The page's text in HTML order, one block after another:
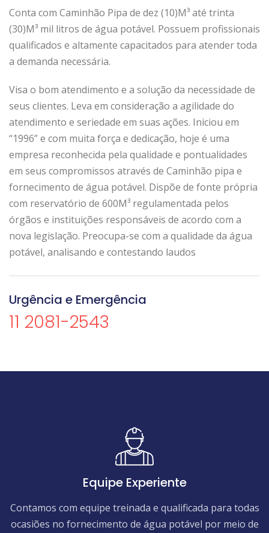
Conta com Caminhão Pipa de dez (10)M³ até trinta
(30)M³ mil litros de água potável. Possuem profissionais
qualificados e altamente capacitados para atender toda
a demanda necessária.
Visa o bom atendimento e a solução da necessidade de
seus clientes. Leva em consideração a agilidade do
atendimento e seriedade em suas ações. Iniciou em
“1996” e com muita força e dedicação, hoje é uma
empresa reconhecida pela qualidade e pontualidades
em seus compromissos através de Caminhão pipa e
fornecimento de água potável. Dispõe de fonte própria
com reservatório de 600M³ regulamentada pelos
órgãos e instituições responsáveis de acordo com a
nova legislação. Preocupa-se com a qualidade da água
potável, analisando e contestando laudos
Urgência e Emergência
11 2081-2543
Equipe Experiente
Contamos com equipe treinada e qualificada para todas
ocasiões no fornecimento de água potável por meio de